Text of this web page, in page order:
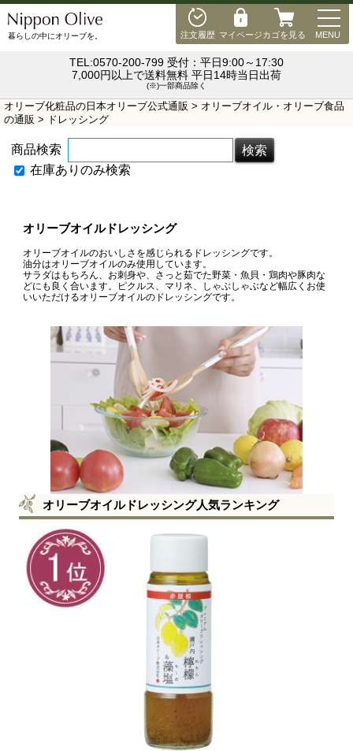
注文履歴 マイページカゴを見る MENU
暮らしの中にオリーブを。
TEL:0570-200-799 受付：平日9:00～17:30
7,000円以上で送料無料 平日14時当日出荷
(※)一部商品除く
オリーブ化粧品の日本オリーブ公式通販 > オリーブオイル・オリーブ食品
の通販 > ドレッシング
商品検索
在庫ありのみ検索
オリーブオイルドレッシング
オリーブオイルのおいしさを感じられるドレッシングです。
油分はオリーブオイルのみ使用しています。
サラダはもちろん、お刺身や、さっと茹でた野菜・魚貝・鶏肉や豚肉な
どにも良く合います。ピクルス、マリネ、しゃぶしゃぶなど幅広くお使
いいただけるオリーブオイルのドレッシングです。
オリーブオイルドレッシング人気ランキング